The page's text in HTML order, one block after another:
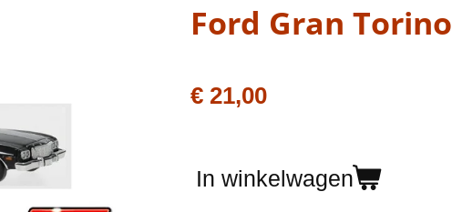
Ford Gran Torino
€ 21,00
In winkelwagen